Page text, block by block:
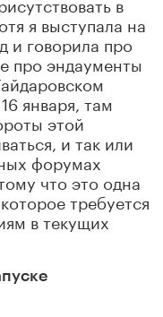
я выступала на
и говорила про
про эндаументы
января, там
этой
и так или
форумах
что это одна
требуется
в текущих